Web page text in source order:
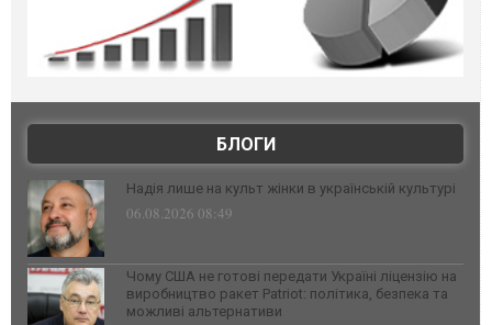
БЛОГИ
Надія лише на культ жінки в українській культурі
06.08.2026 08:49
Чому США не готові передати Україні ліцензію на
виробництво ракет Patriot: політика, безпека та
можливі альтернативи